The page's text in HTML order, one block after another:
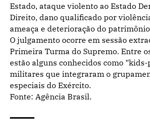
Estado, ataque violento ao Estado
Direito, dano qualificado por
ameaça e deterioração do
O julgamento ocorre em sessão
Primeira Turma do Supremo. Entre
estão alguns conhecidos como “kids-
militares que integraram o
especiais do Exército.
Fonte: Agência Brasil.